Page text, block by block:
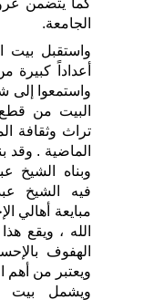
كما يتضمن
الجامعة.
واستقبل بيت
أعداداً كبيرة
واستمعوا إلى
البيت من
تراث وثقافة
وبناه الشيخ
فيه الشيخ
مبايعة أهالي
الله ، ويقع
ويعتبر من أهم
ويشمل بيت